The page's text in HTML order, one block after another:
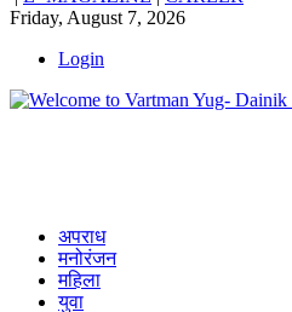
Friday, August 7, 2026
Login
अपराध
मनोरंजन
महिला
युवा